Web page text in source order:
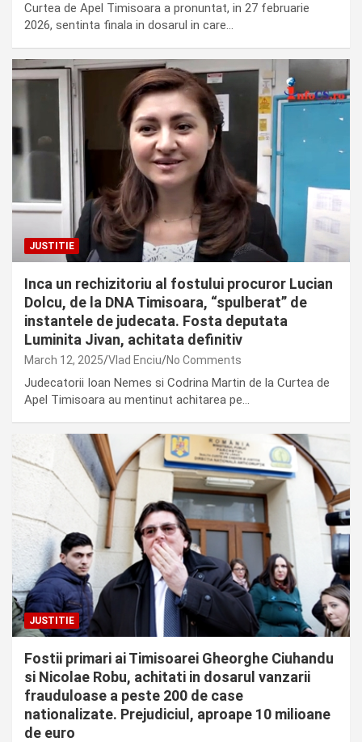
Curtea de Apel Timisoara a pronuntat, in 27 februarie
2026, sentinta finala in dosarul in care…
JUSTITIE
Inca un rechizitoriu al fostului procuror Lucian
Dolcu, de la DNA Timisoara, “spulberat” de
instantele de judecata. Fosta deputata
Luminita Jivan, achitata definitiv
March 12, 2025 Vlad Enciu No Comments
Judecatorii Ioan Nemes si Codrina Martin de la Curtea de
Apel Timisoara au mentinut achitarea pe…
JUSTITIE
Fostii primari ai Timisoarei Gheorghe Ciuhandu
si Nicolae Robu, achitati in dosarul vanzarii
frauduloase a peste 200 de case
nationalizate. Prejudiciul, aproape 10 milioane
de euro